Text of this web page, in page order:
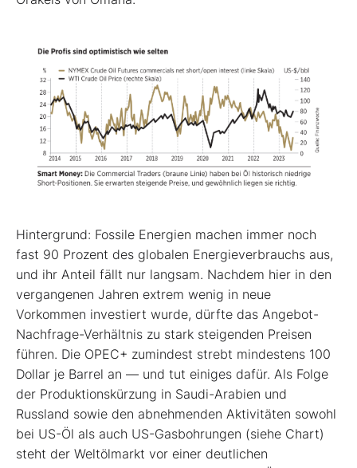
Hintergrund: Fossile Energien machen immer noch
fast 90 Prozent des globalen Energieverbrauchs aus,
und ihr Anteil fällt nur langsam. Nachdem hier in den
vergangenen Jahren extrem wenig in neue
Vorkommen investiert wurde, dürfte das Angebot-
Nachfrage-Verhältnis zu stark steigenden Preisen
führen. Die OPEC+ zumindest strebt mindestens 100
Dollar je Barrel an — und tut einiges dafür. Als Folge
der Produktionskürzung in Saudi-Arabien und
Russland sowie den abnehmenden Aktivitäten sowohl
bei US-Öl als auch US-Gasbohrungen (siehe Chart)
steht der Weltölmarkt vor einer deutlichen